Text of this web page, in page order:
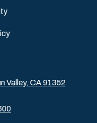
Valley, CA 91352